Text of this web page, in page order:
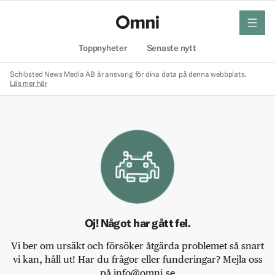
Toppnyheter Senaste nytt
meny
Schibsted News Media AB är ansvarig för dina data på denna webbplats.
Läs mer här
Oj! Något har gått fel.
Vi ber om ursäkt och försöker åtgärda problemet så snart
vi kan, håll ut! Har du frågor eller funderingar? Mejla oss